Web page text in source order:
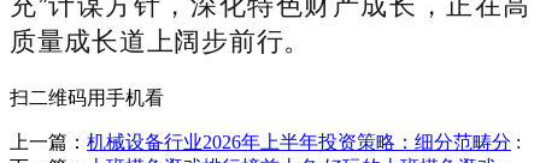
质量成长道上阔步前行。
扫二维码用手机看
上一篇： 机械设备行业2026年上半年投资策略：细分范畴分 :